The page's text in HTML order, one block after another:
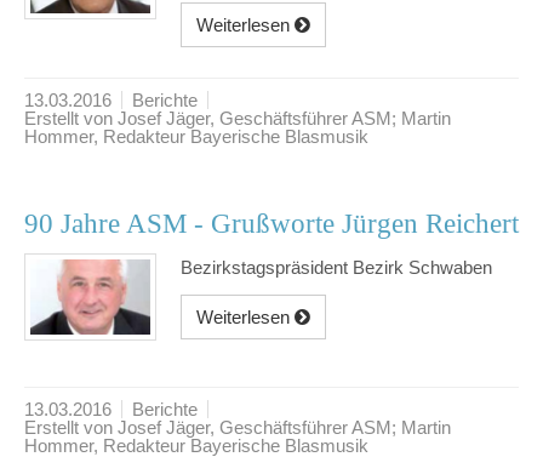
Weiterlesen
13.03.2016
Berichte
Erstellt von Josef Jäger, Geschäftsführer ASM; Martin
Hommer, Redakteur Bayerische Blasmusik
90 Jahre ASM - Grußworte Jürgen Reichert
Bezirkstagspräsident Bezirk Schwaben
Weiterlesen
13.03.2016
Berichte
Erstellt von Josef Jäger, Geschäftsführer ASM; Martin
Hommer, Redakteur Bayerische Blasmusik